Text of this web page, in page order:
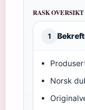
RASK OVERSIKT
1
Norsk